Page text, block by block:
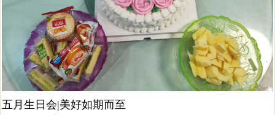
五月生日会|美好如期而至